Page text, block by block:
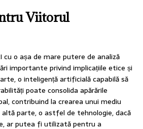
Viitorul
cu o așa de mare putere de analiză
importante privind implicațiile etice și
o inteligență artificială capabilă să
poate consolida apărările
contribuind la crearea unui mediu
altă parte, o astfel de tehnologie, dacă
ar putea fi utilizată pentru a